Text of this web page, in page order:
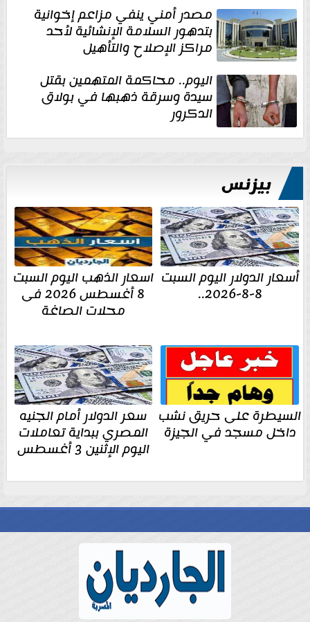
مصدر أمني ينفي مزاعم إخوانية
بتدهور السلامة الإنشائية لأحد
مراكز الإصلاح والتأهيل
اليوم.. محاكمة المتهمين بقتل
سيدة وسرقة ذهبها في بولاق
الدكرور
بيزنس
أسعار الدولار اليوم السبت
8-8-2026..
اسعار الذهب اليوم السبت
8 أغسطس 2026 فى
محلات الصاغة
السيطرة على حريق نشب
داخل مسجد في الجيزة
سعر الدولار أمام الجنيه
المصري ببداية تعاملات
اليوم الإثنين 3 أغسطس